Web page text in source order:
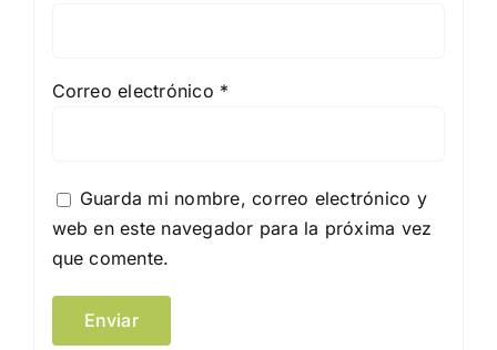
Correo electrónico *
Guarda mi nombre, correo electrónico y
web en este navegador para la próxima vez
que comente.